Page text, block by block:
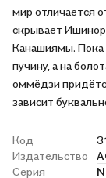
мир отличается
скрывает
Канашиямы. Пока
пучину, а на
оммёдзи
зависит
Код
Издательство
Серия